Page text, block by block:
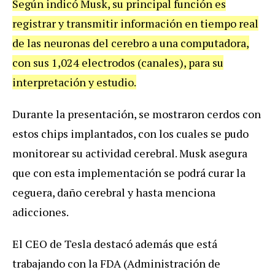
Según indicó Musk, su principal función es
registrar y transmitir información en tiempo real
de las neuronas del cerebro a una computadora,
con sus 1,024 electrodos (canales), para su
interpretación y estudio.
Durante la presentación, se mostraron cerdos con
estos chips implantados, con los cuales se pudo
monitorear su actividad cerebral. Musk asegura
que con esta implementación se podrá curar la
ceguera, daño cerebral y hasta menciona
adicciones.
El CEO de Tesla destacó además que está
trabajando con la FDA (Administración de